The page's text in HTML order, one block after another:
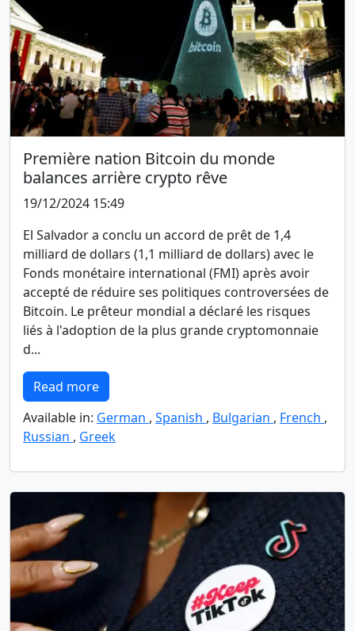
Première nation Bitcoin du monde
balances arrière crypto rêve
19/12/2024 15:49
El Salvador a conclu un accord de prêt de 1,4
milliard de dollars (1,1 milliard de dollars) avec le
Fonds monétaire international (FMI) après avoir
accepté de réduire ses politiques controversées de
Bitcoin. Le prêteur mondial a déclaré les risques
liés à l'adoption de la plus grande cryptomonnaie
d...
Read more
Available in: German , Spanish , Bulgarian , French ,
Russian , Greek